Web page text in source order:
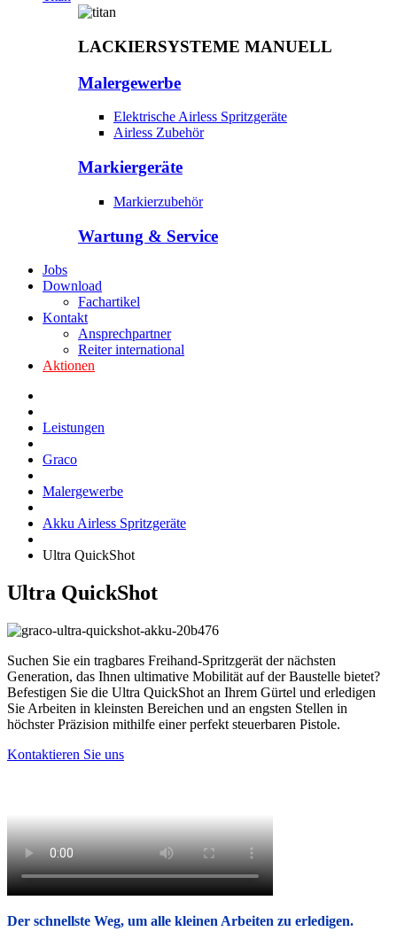
LACKIERSYSTEME MANUELL
Malergewerbe
Elektrische Airless Spritzgeräte
Airless Zubehör
Markiergeräte
Markierzubehör
Wartung & Service
Jobs
Download
Fachartikel
Kontakt
Ansprechpartner
Reiter international
Aktionen
Leistungen
Graco
Malergewerbe
Akku Airless Spritzgeräte
Ultra QuickShot
Ultra QuickShot
Suchen Sie ein tragbares Freihand-Spritzgerät der nächsten
Generation, das Ihnen ultimative Mobilität auf der Baustelle bietet?
Befestigen Sie die Ultra QuickShot an Ihrem Gürtel und erledigen
Sie Arbeiten in kleinsten Bereichen und an engsten Stellen in
höchster Präzision mithilfe einer perfekt steuerbaren Pistole.
Kontaktieren Sie uns
Der schnellste Weg, um alle kleinen Arbeiten zu erledigen.